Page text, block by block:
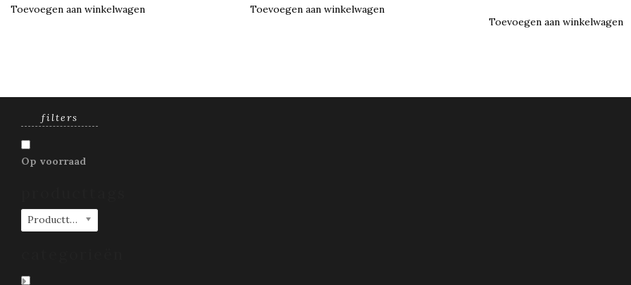
Toevoegen aan winkelwagen Toevoegen aan winkelwagen
Toevoegen aan winkelwagen
filters
Op voorraad
Producttags